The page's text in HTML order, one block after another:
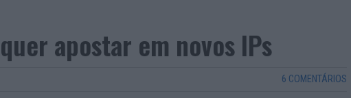
apostar em novos IPs
6 COMENTÁRIOS